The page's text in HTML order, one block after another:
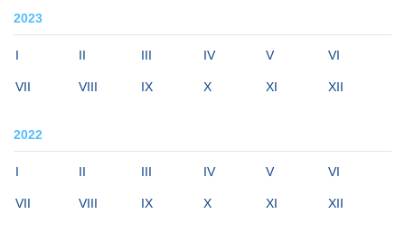
2023
I II III IV V VI
VII VIII IX X XI XII
2022
I II III IV V VI
VII VIII IX X XI XII